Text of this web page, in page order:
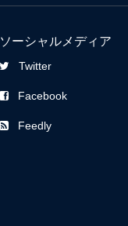
ソーシャルメディア
Twitter
Facebook
Feedly